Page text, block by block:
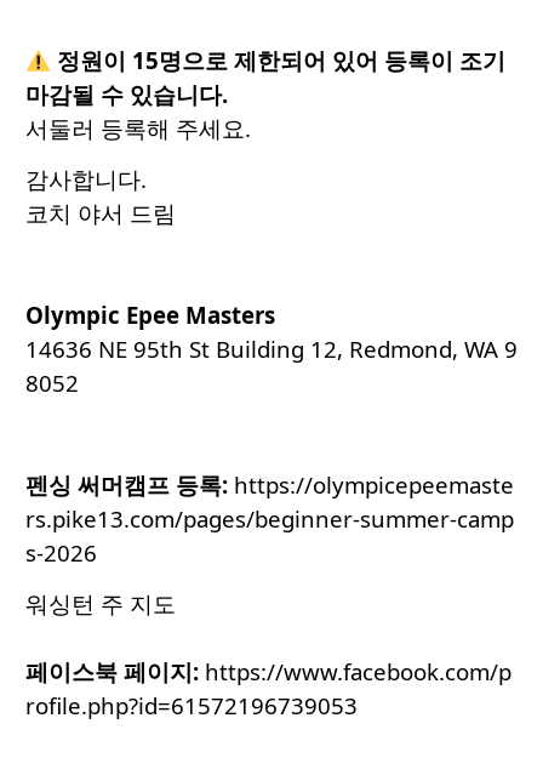
정원이 15명으로 제한되어 있어 등록이 조기
마감될 수 있습니다.
서둘러 등록해 주세요.
감사합니다.
코치 야서 드림
Olympic Epee Masters
14636 NE 95th St Building 12, Redmond, WA 9
8052
펜싱 써머캠프 등록: https://olympicepeemaste
rs.pike13.com/pages/beginner-summer-camp
s-2026
워싱턴 주 지도
페이스북 페이지: https://www.facebook.com/p
rofile.php?id=61572196739053